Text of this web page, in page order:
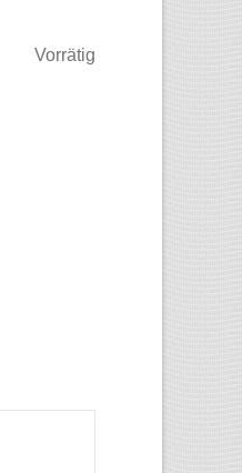
Vorrätig